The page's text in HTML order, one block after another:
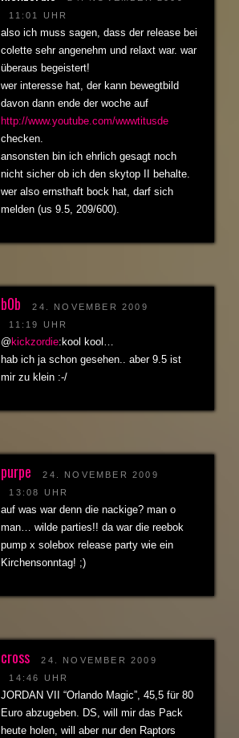
11:01 UHR
also ich muss sagen, dass der release bei
colette sehr angenehm und relaxt war. war
überaus begeistert!
wer interesse hat, der kann bewegtbild
davon dann ende der woche auf
http://www.youtube.com/wwwtitusde
checken.
ansonsten bin ich ehrlich gesagt noch
nicht sicher ob ich den skytop II behalte.
wer also ernsthaft bock hat, darf sich
melden (us 9.5, 209/600).
b0b
24. NOVEMBER 2009
11:19 UHR
@ kickzordie:kool kool…
hab ich ja schon gesehen.. aber 9.5 ist
mir zu klein :-/
purpe
24. NOVEMBER 2009
13:08 UHR
auf was war denn die nackige? man o
man… wilde parties!! da war die reebok
pump x solebox release party wie ein
Kirchensonntag! ;)
cross
24. NOVEMBER 2009
14:46 UHR
JORDAN VII “Orlando Magic”, 45,5 für 80
Euro abzugeben. DS, will mir das Pack
heute holen, will aber nur den Raptors